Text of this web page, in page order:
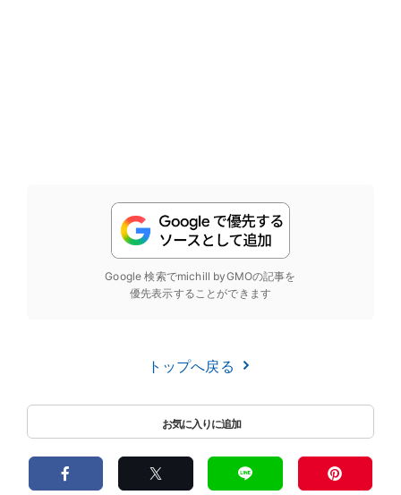
Google 検索でmichill byGMOの記事を
優先表示することができます
トップへ戻る